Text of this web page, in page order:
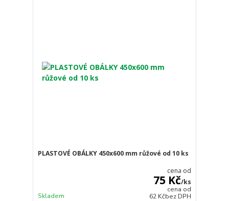
PLASTOVÉ OBÁLKY 450x600 mm růžové od 10 ks
cena od
75 Kč/ks
cena od
62 Kčbez DPH
Skladem